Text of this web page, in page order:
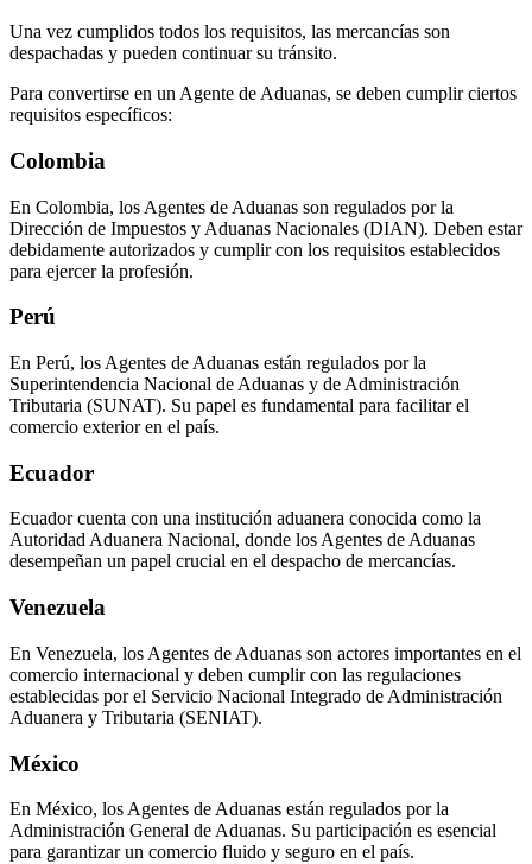
Una vez cumplidos todos los requisitos, las mercancías son
despachadas y pueden continuar su tránsito.
Para convertirse en un Agente de Aduanas, se deben cumplir ciertos
requisitos específicos:
Colombia
En Colombia, los Agentes de Aduanas son regulados por la
Dirección de Impuestos y Aduanas Nacionales (DIAN). Deben estar
debidamente autorizados y cumplir con los requisitos establecidos
para ejercer la profesión.
Perú
En Perú, los Agentes de Aduanas están regulados por la
Superintendencia Nacional de Aduanas y de Administración
Tributaria (SUNAT). Su papel es fundamental para facilitar el
comercio exterior en el país.
Ecuador
Ecuador cuenta con una institución aduanera conocida como la
Autoridad Aduanera Nacional, donde los Agentes de Aduanas
desempeñan un papel crucial en el despacho de mercancías.
Venezuela
En Venezuela, los Agentes de Aduanas son actores importantes en el
comercio internacional y deben cumplir con las regulaciones
establecidas por el Servicio Nacional Integrado de Administración
Aduanera y Tributaria (SENIAT).
México
En México, los Agentes de Aduanas están regulados por la
Administración General de Aduanas. Su participación es esencial
para garantizar un comercio fluido y seguro en el país.